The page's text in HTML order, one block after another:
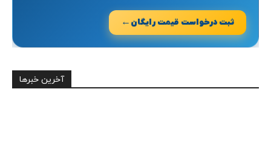
ثبت درخواست قیمت رایگان ←
آخرین خبرها